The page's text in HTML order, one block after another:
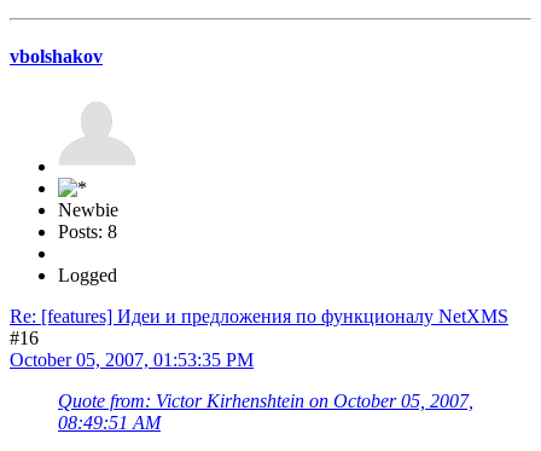
vbolshakov
Newbie
Posts: 8
Logged
Re: [features] Идеи и предложения по функционалу NetXMS
#16
October 05, 2007, 01:53:35 PM
Quote from: Victor Kirhenshtein on October 05, 2007,
08:49:51 AM